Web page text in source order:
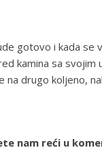
gotovo i kada se
kamina sa svojim
drugo koljeno,
nam reći u